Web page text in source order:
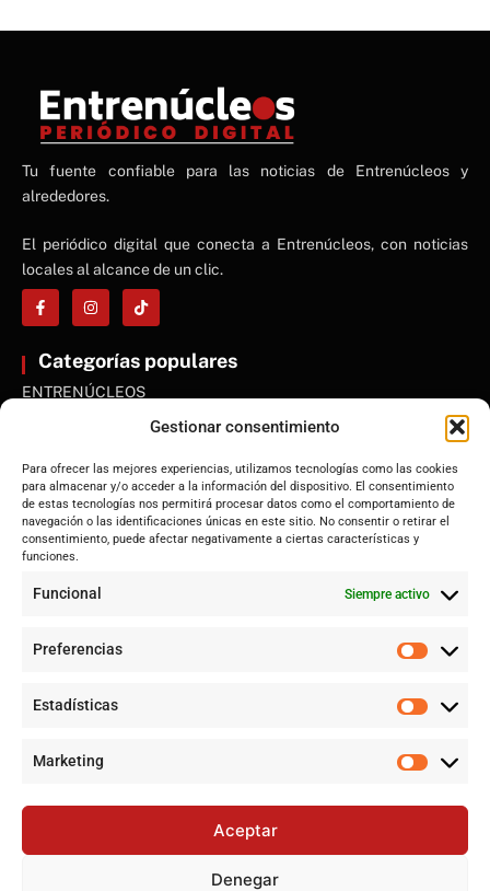
Gestionar consentimiento
Para ofrecer las mejores experiencias, utilizamos tecnologías como las cookies
para almacenar y/o acceder a la información del dispositivo. El consentimiento
de estas tecnologías nos permitirá procesar datos como el comportamiento de
navegación o las identificaciones únicas en este sitio. No consentir o retirar el
consentimiento, puede afectar negativamente a ciertas características y
funciones.
Funcional Siempre activo
Preferencias
Estadísticas
Marketing
Aceptar
Denegar
NE
NEWS ELEMENTOR
Tu fuente confiable para las noticias de Entrenúcleos y
alrededores.
El periódico digital que conecta a Entrenúcleos, con noticias
locales al alcance de un clic.
Categorías populares
ENTRENÚCLEOS
Andalucía
Internacional
Tecnología
Sociedad
Cataluña lidera el superávit en financiación autonómica en
Controversia en Sevilla por la construcción de la gran mezquita